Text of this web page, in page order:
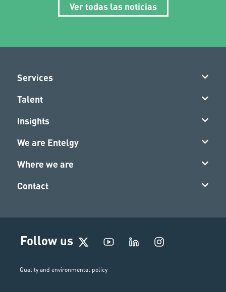
Ver todas las noticias
Services
Talent
Insights
We are Entelgy
Where we are
Contact
Follow us
I
n
Quality and environmental policy